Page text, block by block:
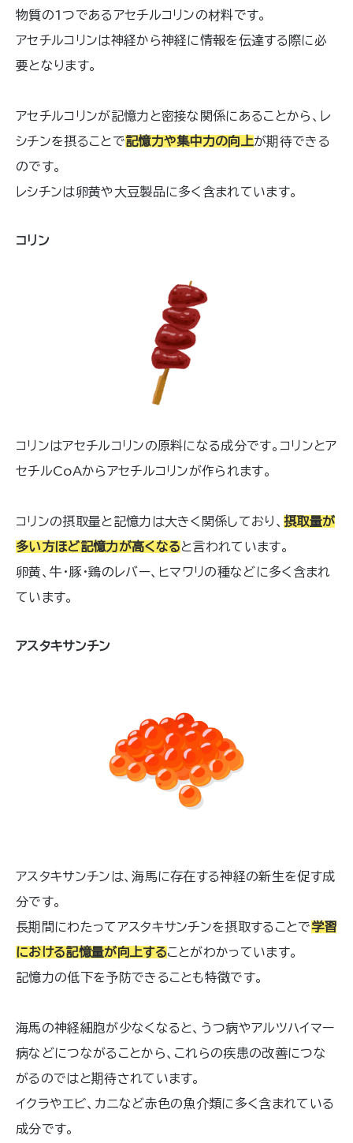
物質の1つであるアセチルコリンの材料です。
アセチルコリンは神経から神経に情報を伝達する際に必
要となります。
アセチルコリンが記憶力と密接な関係にあることから、レ
シチンを摂ることで記憶力や集中力の向上が期待できる
のです。
レシチンは卵黄や大豆製品に多く含まれています。
コリン
コリンはアセチルコリンの原料になる成分です。コリンとア
セチルCoAからアセチルコリンが作られます。
コリンの摂取量と記憶力は大きく関係しており、摂取量が
多い方ほど記憶力が高くなると言われています。
卵黄、牛・豚・鶏のレバー、ヒマワリの種などに多く含まれ
ています。
アスタキサンチン
アスタキサンチンは、海馬に存在する神経の新生を促す成
分です。
長期間にわたってアスタキサンチンを摂取することで学習
における記憶量が向上することがわかっています。
記憶力の低下を予防できることも特徴です。
海馬の神経細胞が少なくなると、うつ病やアルツハイマー
病などにつながることから、これらの疾患の改善につな
がるのではと期待されています。
イクラやエビ、カニなど赤色の魚介類に多く含まれている
成分です。